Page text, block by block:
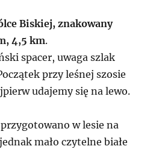
Biskiej, znakowany
4,5 km.
spacer, uwaga szlak
przy leśnej szosie
udajemy się na lewo.
w lesie na
mało czytelne białe